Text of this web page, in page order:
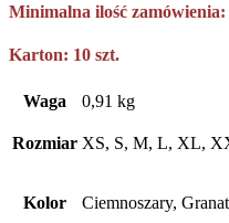
Minimalna ilość zamówienia:
Karton: 10 szt.
Waga 0,91 kg
Rozmiar XS, S, M, L, XL,
Kolor Ciemnoszary,